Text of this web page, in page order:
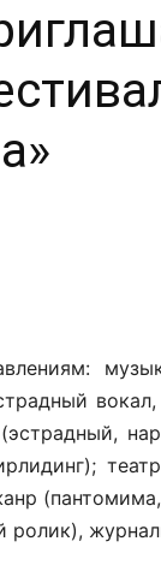
ролик),